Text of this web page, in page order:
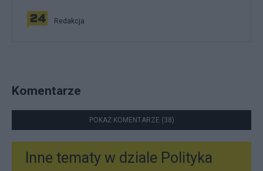
Redakcja
Komentarze
POKAŻ KOMENTARZE (38)
Inne tematy w dziale Polityka